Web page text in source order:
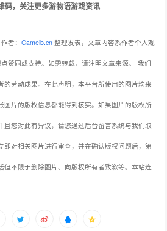
码，关注更多游物语游戏资讯
作者：Gameib.cn 整理发表，文章内容系作者个人观
赞同或支持。如需转载，请注明文章来源。 我们
的劳动成果。在此声明，本平台所使用的图片均来
图片的版权信息都能得到核实。如果图片的版权所
且您对此有异议，请您通过后台留言系统与我们取
即对相关图片进行审查，并在确认版权问题后，第
但不限于删除图片、向版权所有者致歉等。本站连